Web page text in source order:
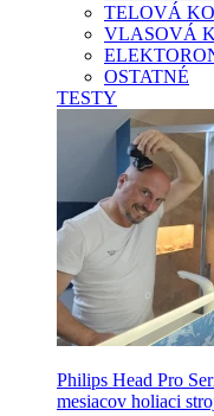
TELOVÁ
VLASOVÁ
OSTATNÉ
TESTY
Philips Head Pro
mesiacov holiaci